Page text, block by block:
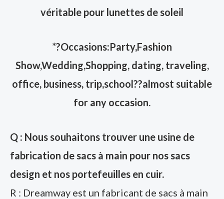
véritable pour lunettes de soleil
*?Occasions:Party,Fashion
Show,Wedding,Shopping, dating, traveling,
office, business, trip,school??almost suitable
for any occasion.
Q : Nous souhaitons trouver une usine de
fabrication de sacs à main pour nos sacs
design et nos portefeuilles en cuir.
R : Dreamway est un fabricant de sacs à main